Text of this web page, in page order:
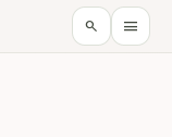
search menu